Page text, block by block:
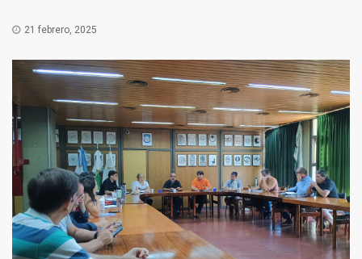
21 febrero, 2025